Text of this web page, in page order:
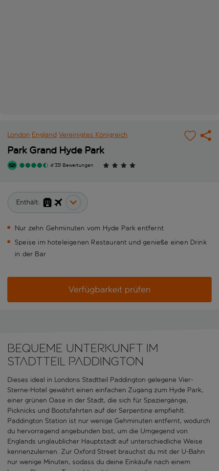
London England Vereinigtes Königreich
Park Grand Hyde Park
4'331 Bewertungen
Enthält:
Nur zehn Gehminuten vom Hyde Park entfernt
Speise im hoteleigenen Restaurant und genieße einen Drink
in der Bar
Verfügbarkeit prüfen
Bequeme Unterkunft im
Stadtteil Paddington
Dieses ideal in Londons Stadtteil Paddington gelegene Vier-
Sterne-Hotel gewährt einen einfachen Zugang zum Hyde Park,
einer grünen Oase in der Stadt, die sich für Spaziergänge,
Picknicks und Bootsfahrten auf der Serpentine empfiehlt.
Paddington Station ist nur wenige Gehminuten entfernt, wodurch
du hervorragend angebunden bist, um die Umgegend von
Englands unglaublicher Hauptstadt auf unterschiedliche Weise
kennenzulernen. Zur Oxford Street brauchst du mit der U-Bahn
nur wenige Minuten, sodass du deine Einkäufe nach einem